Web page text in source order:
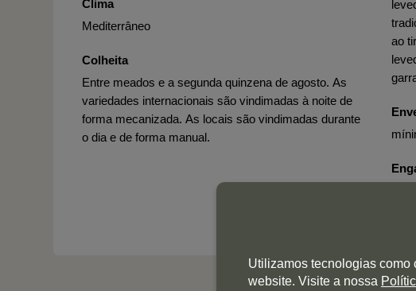
Clima
Mediterrâneo
Colheita
Entre meados e a segunda quinzena de agosto. As
variedades internacionais são vindimadas à noite de
forma mecanizada. As locais são vindimadas durante
o dia e de forma manual.
ao
Utilizamos tecnologias
website. Visite a nossa